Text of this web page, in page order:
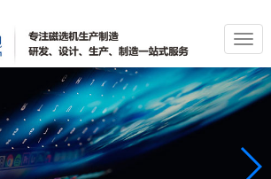
切
换
导
航